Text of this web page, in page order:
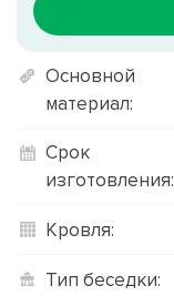
Основной
материал:
Срок
изготовления:
Кровля:
Тип беседки: